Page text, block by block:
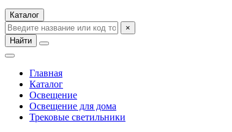
Каталог
×
Найти
Главная
Каталог
Освещение
Освещение для дома
Трековые светильники